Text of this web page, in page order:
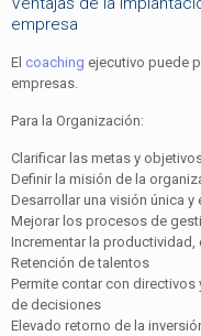
empresa
El coaching ejecutivo puede
empresas.
Para la Organización:
Clarificar las metas y
Definir la misión de la
Desarrollar una visión única y
Mejorar los procesos de
Incrementar la
Retención de talentos
Permite contar con directivos
de decisiones
Elevado retorno de la